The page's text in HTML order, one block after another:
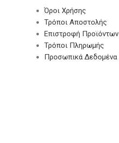
Όροι Χρήσης
Τρόποι Αποστολής
Επιστροφή Προϊόντων
Τρόποι Πληρωμής
Προσωπικά Δεδομένα